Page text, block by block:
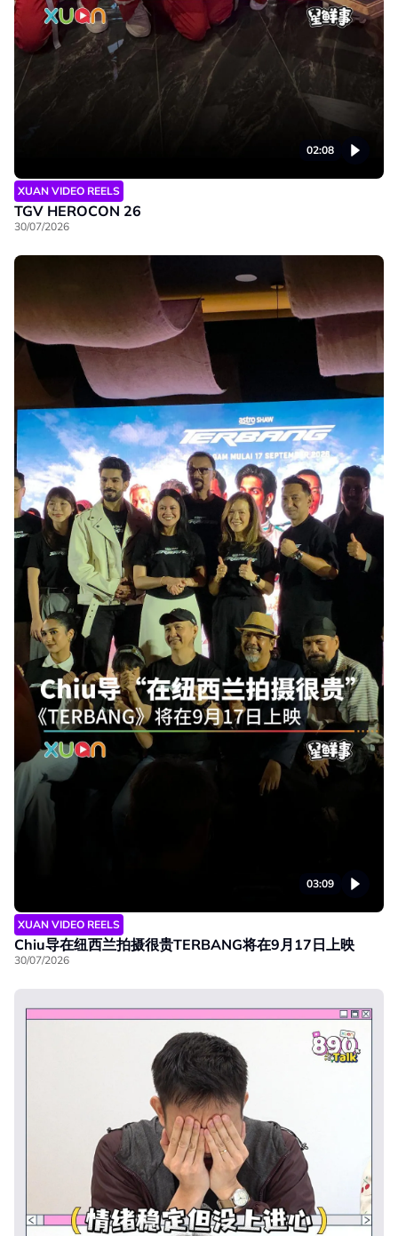
02:08
XUAN VIDEO REELS
TGV HEROCON 26
30/07/2026
03:09
XUAN VIDEO REELS
Chiu导在纽西兰拍摄很贵TERBANG将在9月17日上映
30/07/2026